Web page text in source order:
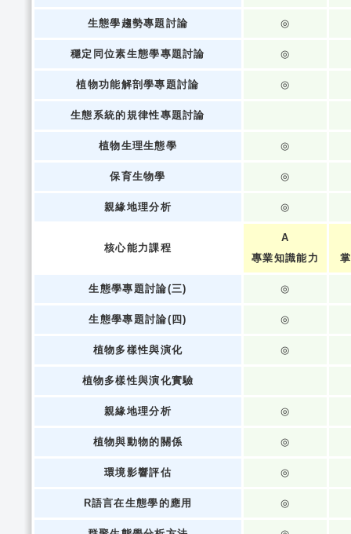
生態學趨勢專題討論 ◎
穩定同位素生態學專題討論 ◎
植物功能解剖學專題討論 ◎
生態系統的規律性專題討論
植物生理生態學 ◎
保育生物學 ◎
親緣地理分析 ◎
核心能力課程
A
專業知識能力
生態學專題討論(三) ◎
生態學專題討論(四) ◎
植物多樣性與演化 ◎
植物多樣性與演化實驗
親緣地理分析 ◎
植物與動物的關係 ◎
環境影響評估 ◎
R語言在生態學的應用 ◎